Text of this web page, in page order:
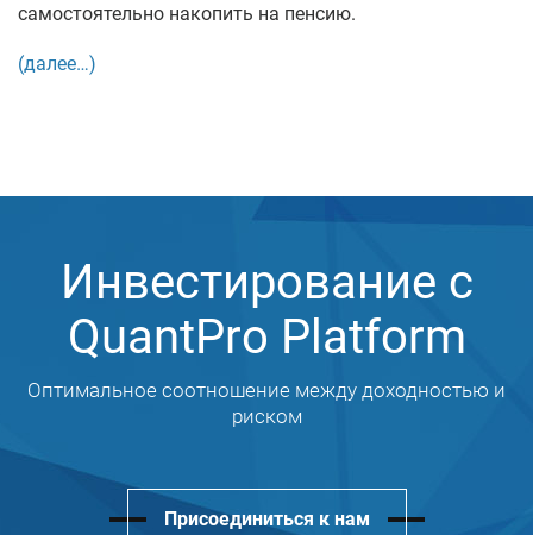
самостоятельно накопить на пенсию.
(далее…)
Инвестирование с
QuantPro Platform
Оптимальное соотношение между доходностью и
риском
Присоединиться к нам